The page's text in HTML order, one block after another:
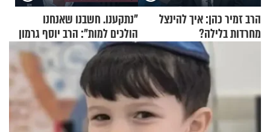
הרב זמיר כהן: איך להינצל
מחרדות בלילה?
"נתקענו. חשבנו שאנחנו
הולכים למות": הרב יוסף גרמון
בריאיון מרתק